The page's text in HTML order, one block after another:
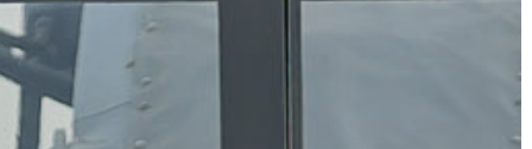
VÁROS
ÉRTÉKTÁRA
VÁROSUNKRÓL